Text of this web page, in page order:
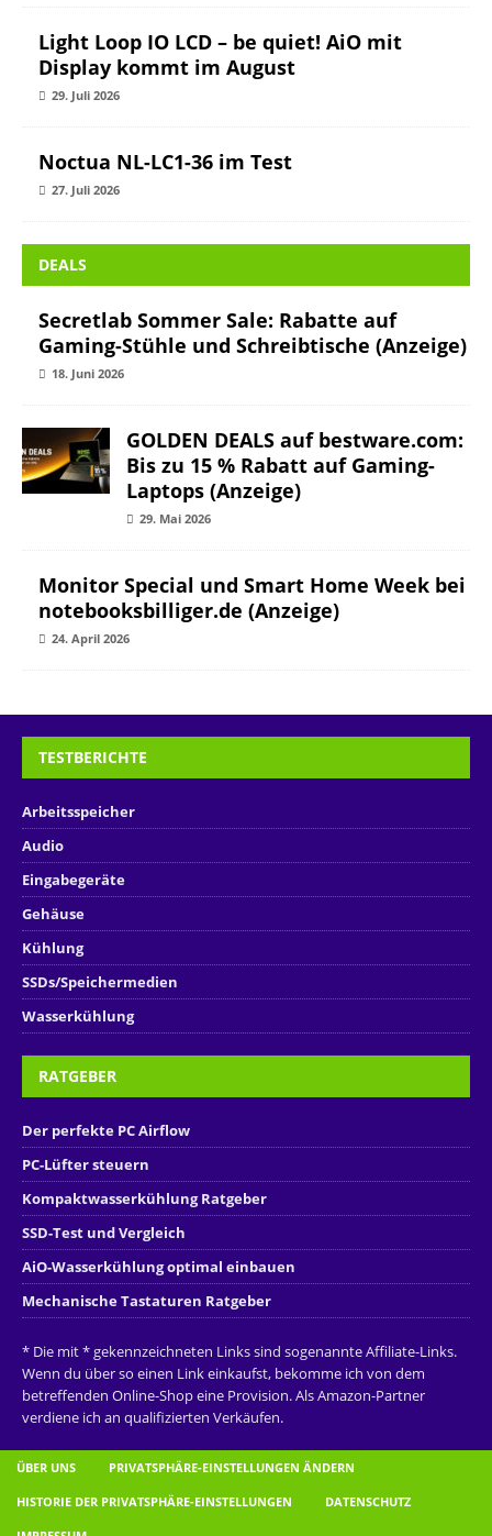
Light Loop IO LCD – be quiet! AiO mit
Display kommt im August
29. Juli 2026
Noctua NL-LC1-36 im Test
27. Juli 2026
DEALS
Secretlab Sommer Sale: Rabatte auf
Gaming-Stühle und Schreibtische (Anzeige)
18. Juni 2026
GOLDEN DEALS auf bestware.com:
Bis zu 15 % Rabatt auf Gaming-
Laptops (Anzeige)
29. Mai 2026
Monitor Special und Smart Home Week bei
notebooksbilliger.de (Anzeige)
24. April 2026
TESTBERICHTE
Arbeitsspeicher
Audio
Eingabegeräte
Gehäuse
Kühlung
SSDs/Speichermedien
Wasserkühlung
RATGEBER
Der perfekte PC Airflow
PC-Lüfter steuern
Kompaktwasserkühlung Ratgeber
SSD-Test und Vergleich
AiO-Wasserkühlung optimal einbauen
Mechanische Tastaturen Ratgeber
* Die mit * gekennzeichneten Links sind sogenannte Affiliate-Links.
Wenn du über so einen Link einkaufst, bekomme ich von dem
betreffenden Online-Shop eine Provision. Als Amazon-Partner
verdiene ich an qualifizierten Verkäufen.
ÜBER UNS PRIVATSPHÄRE-EINSTELLUNGEN ÄNDERN
HISTORIE DER PRIVATSPHÄRE-EINSTELLUNGEN DATENSCHUTZ